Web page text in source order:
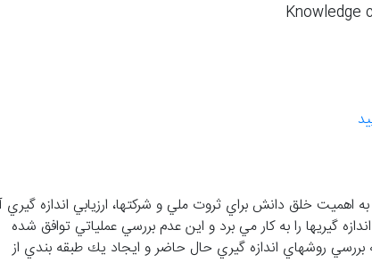
Knowledge
اهميت خلق دانش براي ثروت ملي و شركتها، ارزيابي اندازه
گيريها را به كار مي برد و اين عدم بررسي عملياتي توافق شده
روشهاي اندازه گيري حال حاضر و ايجاد يك طبقه بندي از